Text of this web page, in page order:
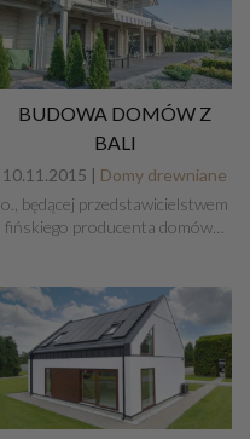
BUDOWA DOMÓW Z
BALI
10.11.2015 | Domy drewniane
o., będącej przedstawicielstwem
fińskiego producenta domów…